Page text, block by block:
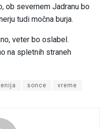
ob severnem Jadranu bo
tudi močna burja.
veter bo oslabel.
na spletnih straneh
sonce vreme